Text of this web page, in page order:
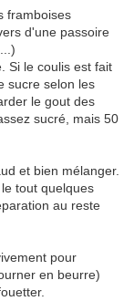
framboises
d'une passoire
Si le coulis est fait
sucre selon les
le gout des
sucré, mais 50
et bien mélanger.
tout quelques
au reste
pour
en beurre)